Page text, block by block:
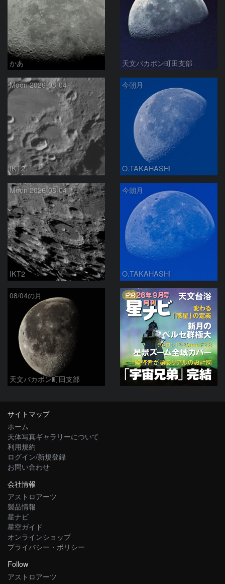
かあ 天文バカボン町田支部
Moon 2026-08-04
IKT2
今朝月
O.TAKAHASHI
Moon 2026-08-04
IKT2
今朝月
O.TAKAHASHI
08/04の月
天文バカボン町田支部
PR
サイトマップ
ホーム
天体写真ギャラリーについて
利用規約
ログイン/新規登録
お問い合わせ
会社情報
アストロアーツ
製品情報
星ナビ
星空ガイド
オンラインショップ
プライバシー・ポリシー
Follow
アストロアーツ